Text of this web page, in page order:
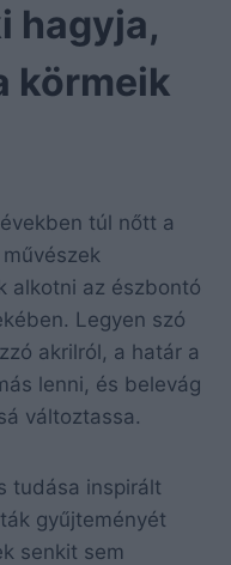
hagyja,
körmeik
túl nőtt a
alkotni az észbontó
Legyen szó
akrilról, a határ a
lenni, és belevág
változtassa.
tudása inspirált
gyűjteményét
senkit sem